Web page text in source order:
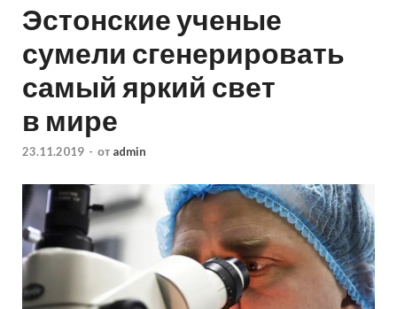
Эстонские ученые
сумели сгенерировать
самый яркий свет
в мире
23.11.2019 - от admin